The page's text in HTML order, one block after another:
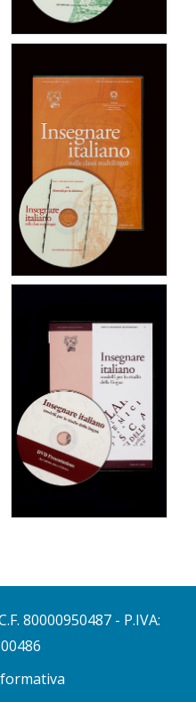
80000950487 - P.IVA: